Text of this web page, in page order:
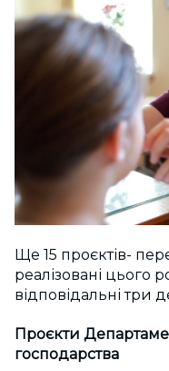
Ще 15 проєктів-
реалізовані цього
відповідальні три
Проєкти
господарства